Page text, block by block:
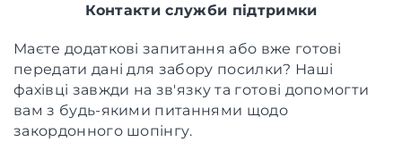
Контакти служби підтримки
Маєте додаткові запитання або вже готові
передати дані для забору посилки? Наші
фахівці завжди на зв'язку та готові допомогти
вам з будь-якими питаннями щодо
закордонного шопінгу.